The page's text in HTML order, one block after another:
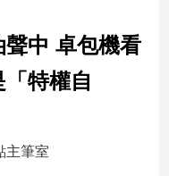
中 卓包機看
特權自
主筆室